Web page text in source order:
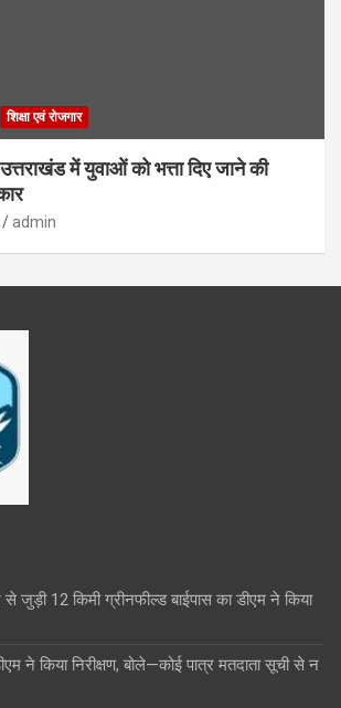
शिक्षा एवं रोजगार
में युवाओं को भत्ता दिए जाने की
admin
से जुड़ी 12 किमी ग्रीनफील्ड बाईपास का डीएम ने किया
ने किया निरीक्षण, बोले—कोई पात्र मतदाता सूची से न